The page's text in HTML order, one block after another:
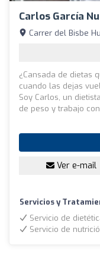
Carlos García
Carrer del Bisbe
¿Cansada de dietas
cuando las dejas
Soy Carlos, un
de peso y trabajo
Ver e-mail
Servicios y
Servicio de
Servicio de